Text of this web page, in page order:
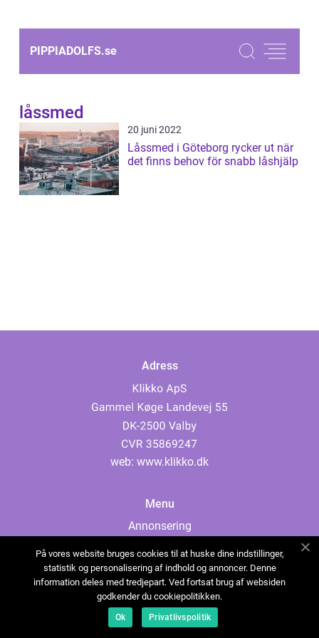
PIPPIADOLFS.se
låssmed
20 juni 2022
Låssmed i Göteborg rycker ut när
det finns behov för snabb låshjälp
Adress
web: www.klikko.dk
Menu
Annonsering
Cookies
Kontakta oss
Sitemap
På vores website bruges cookies til at huske dine indstillinger,
statistik og personalisering af indhold og annoncer. Denne
information deles med tredjepart. Ved fortsat brug af websiden
godkender du cookiepolitikken.
Ok Privatlivspolitik